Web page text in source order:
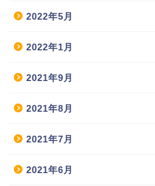
2022年5月
2022年1月
2021年9月
2021年8月
2021年7月
2021年6月